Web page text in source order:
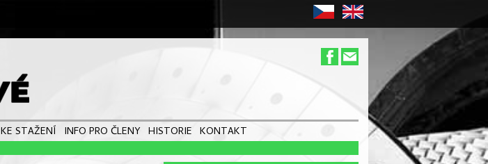
KE STAŽENÍ INFO PRO ČLENY HISTORIE KONTAKT